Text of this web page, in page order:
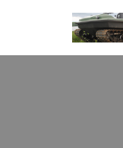
к